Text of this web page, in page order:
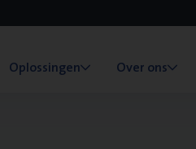
Oplossingen Over ons